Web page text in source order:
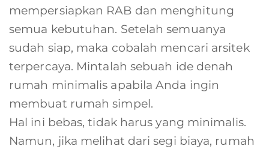
mempersiapkan RAB dan menghitung
semua kebutuhan. Setelah semuanya
sudah siap, maka cobalah mencari arsitek
terpercaya. Mintalah sebuah ide denah
rumah minimalis apabila Anda ingin
membuat rumah simpel.
Hal ini bebas, tidak harus yang minimalis.
Namun, jika melihat dari segi biaya, rumah